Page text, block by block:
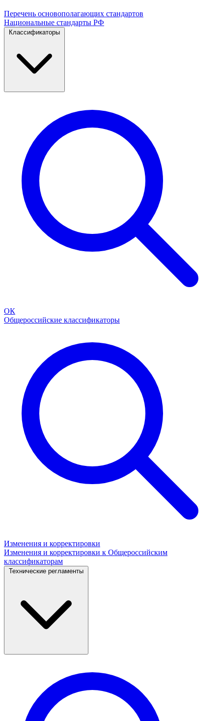
Перечень основополагающих стандартов
Национальные стандарты РФ
Классификаторы
ОК
Общероссийские классификаторы
Изменения и корректировки
Изменения и корректировки к Общероссийским
классификаторам
Технические регламенты